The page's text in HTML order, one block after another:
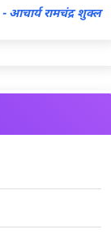
- आचार्य रामचंद्र शुक्ल